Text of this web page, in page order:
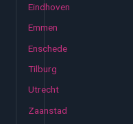
Eindhoven
Emmen
Enschede
Tilburg
Utrecht
Zaanstad